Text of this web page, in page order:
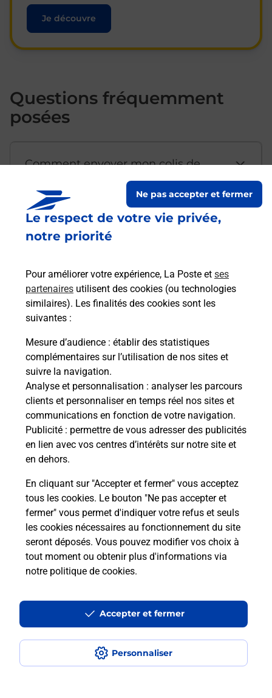
Le respect de votre vie privée,
notre priorité
Pour améliorer votre expérience, La Poste et ses
partenaires utilisent des cookies (ou technologies
similaires). Les finalités des cookies sont les
suivantes :
Mesure d’audience : établir des statistiques
complémentaires sur l’utilisation de nos sites et
suivre la navigation.
Analyse et personnalisation : analyser les parcours
clients et personnaliser en temps réel nos sites et
communications en fonction de votre navigation.
Publicité : permettre de vous adresser des publicités
en lien avec vos centres d’intérêts sur notre site et
en dehors.
En cliquant sur "Accepter et fermer" vous acceptez
tous les cookies. Le bouton "Ne pas accepter et
fermer" vous permet d'indiquer votre refus et seuls
les cookies nécessaires au fonctionnement du site
seront déposés. Vous pouvez modifier vos choix à
tout moment ou obtenir plus d'informations via
notre politique de cookies.
Personnaliser
Ne pas accepter et fermer
Accepter et fermer
Je découvre
Questions fréquemment
posées
Comment envoyer mon colis de
Est-il possible d’acheter un
emballage directement depuis un
Comment demander une
modification de livraison ?
Comment La Poste participe-t-elle
à votre sécurité au quotidien ?
Puis-je passer mon code de la route
avec La Poste et sous quelles
conditions ?
Localiser Liste Indre-et-Loire ROCHECORBON
Accessibilité : partiellement conforme
Conditions contractuelles
Mentions légales